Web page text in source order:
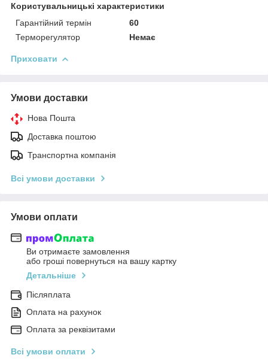
Користувальницькі характеристики
Гарантійний термін
60
Терморегулятор
Немає
Приховати
Умови доставки
Нова Пошта
Доставка поштою
Транспортна компанія
Всі умови доставки
Умови оплати
Ви отримаєте замовлення
або гроші повернуться на вашу картку
Детальніше
Післяплата
Оплата на рахунок
Оплата за реквізитами
Всі умови оплати